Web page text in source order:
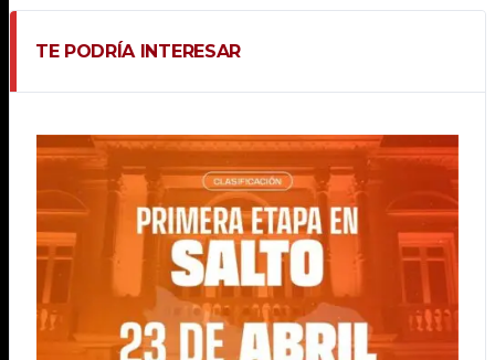
TE PODRÍA INTERESAR